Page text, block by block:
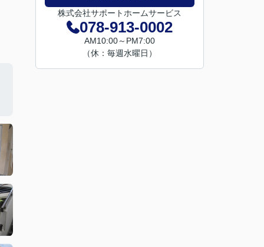
株式会社サポートホームサービス
078-913-0002
AM10:00～PM7:00
（休：毎週水曜日）